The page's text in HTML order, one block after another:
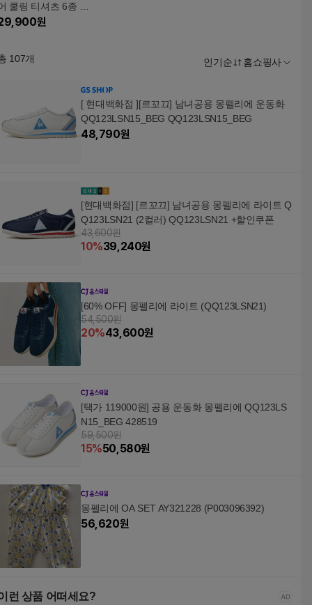
쿨링 티셔츠 6종 세
원
107개 인기순 홈쇼핑사
[ 현대백화점 ][르꼬끄] 남녀공용 몽펠리에 운동화
QQ123LSN15_BEG QQ123LSN15_BEG
48,790원
[현대백화점] [르꼬끄] 남녀공용 몽펠리에 라이트 Q
Q123LSN21 (2컬러) QQ123LSN21 +할인쿠폰
43,600원
10%39,240원
[60% OFF] 몽펠리에 라이트 (QQ123LSN21)
54,500원
20%43,600원
[택가 119000원] 공용 운동화 몽펠리에 QQ123LS
N15_BEG 428519
59,500원
15%50,580원
몽펠리에 OA SET AY321228 (P003096392)
56,620원
런 상품 어떠세요?